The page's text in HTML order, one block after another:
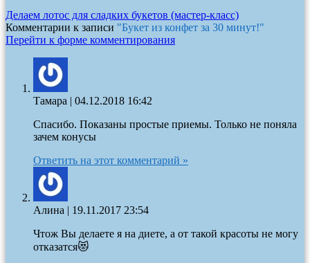
Делаем лотос для сладких букетов (мастер-класс)
Комментарии к записи "Букет из конфет за 30 минут!"
Перейти к форме комментирования
Тамара | 04.12.2018 16:42
Спасибо. Показаны простые приемы. Только не поняла
зачем конусы
Ответить на этот комментарий »
Алина | 19.11.2017 23:54
Чтож Вы делаете я на диете, а от такой красоты не могу
отказатся😻